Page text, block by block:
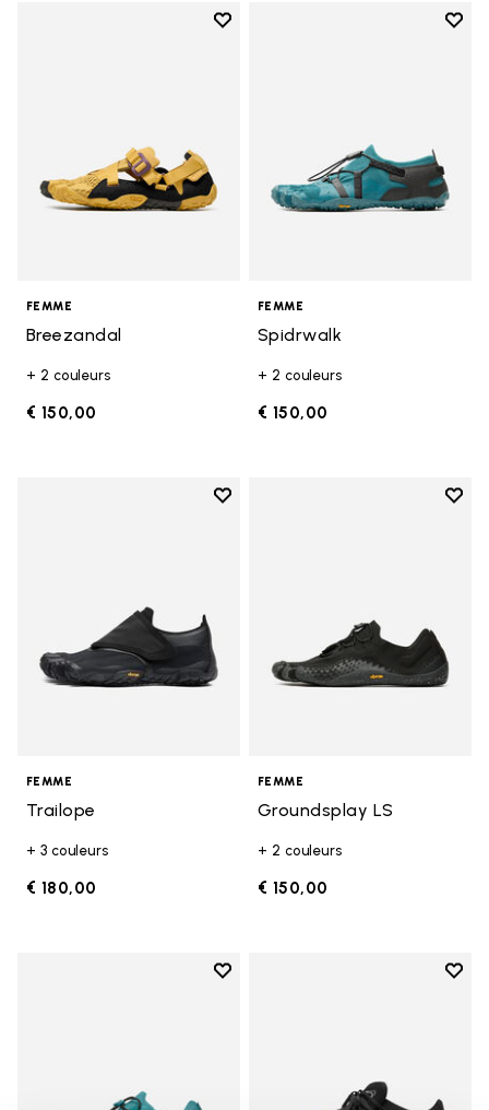
Add to wishlist
FEMME
Breezandal
+ 2 couleurs
€ 150,00
Add
FEMME
Spidrwalk
+ 2 couleurs
€ 150,00
Add to wishlist
FEMME
Trailope
+ 3 couleurs
€ 180,00
Add
FEMME
Groundsplay LS
+ 2 couleurs
€ 150,00
Add to wishlist
Add